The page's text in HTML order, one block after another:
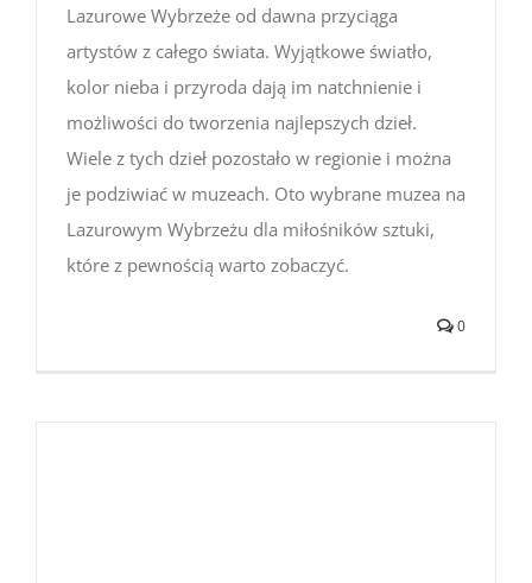
Lazurowe Wybrzeże od dawna przyciąga
artystów z całego świata. Wyjątkowe światło,
kolor nieba i przyroda dają im natchnienie i
możliwości do tworzenia najlepszych dzieł.
Wiele z tych dzieł pozostało w regionie i można
je podziwiać w muzeach. Oto wybrane muzea na
Lazurowym Wybrzeżu dla miłośników sztuki,
które z pewnością warto zobaczyć.
0